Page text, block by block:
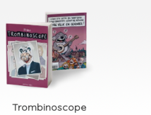
Trombinoscope